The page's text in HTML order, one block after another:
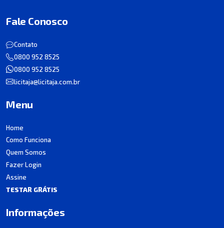
Fale Conosco
Contato
0800 952 8525
0800 952 8525
licitaja@licitaja.com.br
Menu
Home
Como Funciona
Quem Somos
Fazer Login
Assine
TESTAR GRÁTIS
Informações